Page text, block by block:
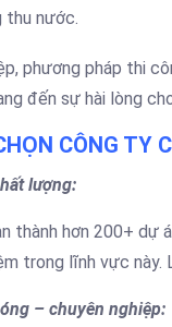
thu nước.
phương pháp thi
đến sự hài lòng
CÔNG TY
lượng:
thành hơn 200+
trong lĩnh vực
– chuyên nghiệp: